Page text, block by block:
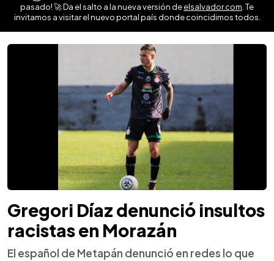
pasado! 🚀 Da el salto a la nueva versión deelsalvador.com . Te
invitamos a visitar el nuevo portal país donde coincidimos todos.
Gregori Díaz denunció insultos
racistas en Morazán
El español de Metapán denunció en redes lo que